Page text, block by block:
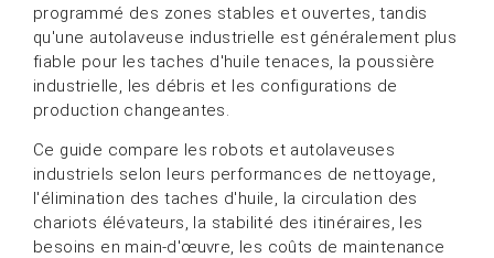
programmé des zones stables et ouvertes, tandis
qu'une autolaveuse industrielle est généralement plus
fiable pour les taches d'huile tenaces, la poussière
industrielle, les débris et les configurations de
production changeantes.
Ce guide compare les robots et autolaveuses
industriels selon leurs performances de nettoyage,
l'élimination des taches d'huile, la circulation des
chariots élévateurs, la stabilité des itinéraires, les
besoins en main-d'œuvre, les coûts de maintenance